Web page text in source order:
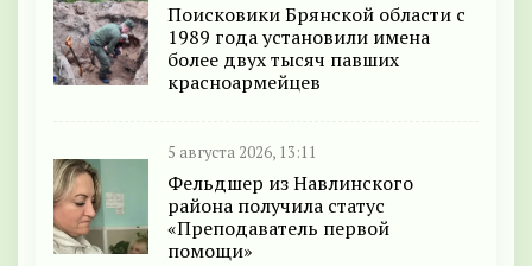
Поисковики Брянской области с
1989 года установили имена
более двух тысяч павших
красноармейцев
5 августа 2026, 13:11
Фельдшер из Навлинского
района получила статус
«Преподаватель первой
помощи»